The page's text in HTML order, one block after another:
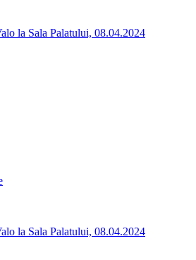
la Sala Palatului, 08.04.2024
la Sala Palatului, 08.04.2024